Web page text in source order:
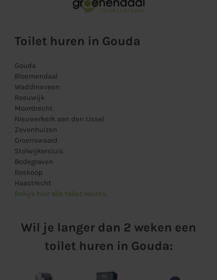
Toilet huren in Gouda
Gouda
Bloemendaal
Waddinxveen
Reeuwijk
Moordrecht
Nieuwerkerk aan den IJssel
Zevenhuizen
Groenswaard
Stolwijkersluis
Bodegraven
Boskoop
Haastrecht
Bekijk hier alle toilet-routes.
Wil je langer dan 2 weken een
toilet huren in Gouda:
Aan
Aan